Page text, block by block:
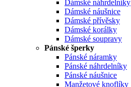
Dámské náhrdelníky
Dámské náušnice
Dámské přívěsky
Dámské korálky
Dámské soupravy
Pánské šperky
Pánské náramky
Pánské náhrdelníky
Pánské náušnice
Manžetové knoflíky